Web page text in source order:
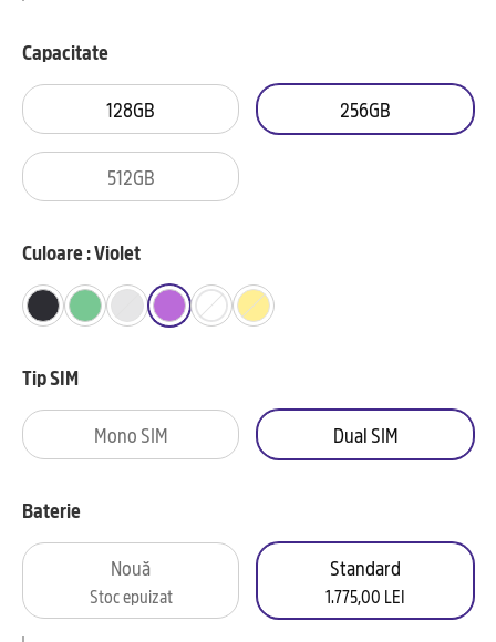
Capacitate
128GB 256GB
512GB
Culoare : Violet
Tip SIM
Mono SIM Dual SIM
Baterie
Nouă
Stoc epuizat
Standard
1.775,00 LEI